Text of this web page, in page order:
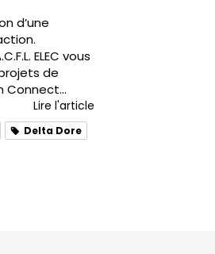
d’une
ELEC vous
de
Connect...
Lire l'article
Delta Dore